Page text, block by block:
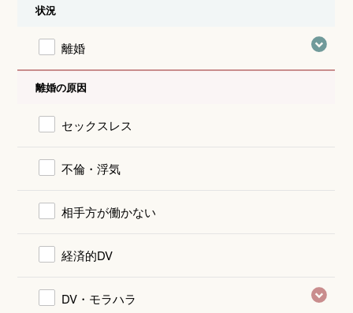
状況
離婚
離婚の原因
セックスレス
不倫・浮気
相手方が働かない
経済的DV
DV・モラハラ